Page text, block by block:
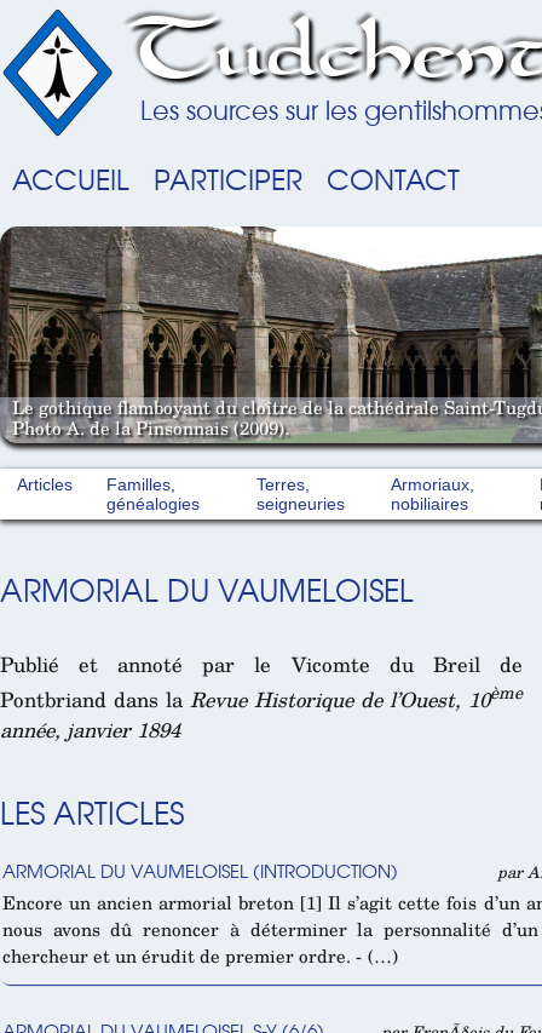
Les sources sur les
ACCUEIL PARTICIPER CONTACT
Le gothique flamboyant du cloître de la cathédrale Saint-
Photo A. de la Pinsonnais (2009).
Articles
Familles,
généalogies
Terres,
seigneuries
Armoriaux,
nobiliaires
ARMORIAL DU VAUMELOISEL
Publié et annoté par le Vicomte du Breil de
Pontbriand dans la Revue Historique de l’Ouest, 10ème
année, janvier 1894
LES ARTICLES
ARMORIAL DU VAUMELOISEL (INTRODUCTION) par
Encore un ancien armorial breton [1] Il s’agit cette fois d’un
nous avons dû renoncer à déterminer la personnalité
chercheur et un érudit de premier ordre. - (…)